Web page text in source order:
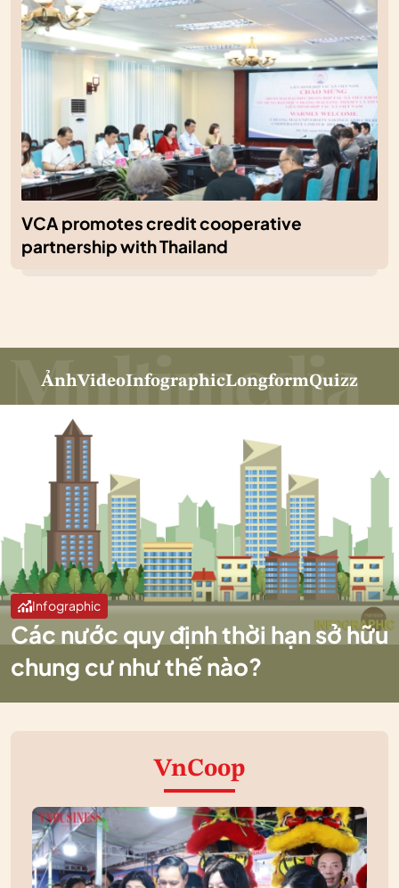
VCA promotes credit cooperative
partnership with Thailand
ẢnhVideoInfographicLongformQuizz
Infographic
Các nước quy định thời hạn sở hữu
chung cư như thế nào?
VnCoop